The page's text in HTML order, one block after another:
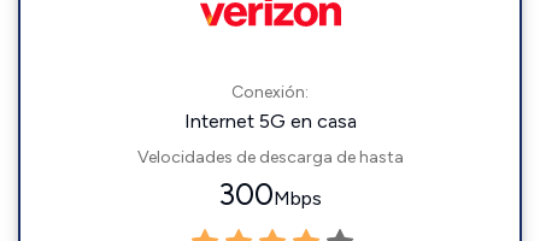
Conexión:
Internet 5G en casa
Velocidades de descarga de hasta
300Mbps